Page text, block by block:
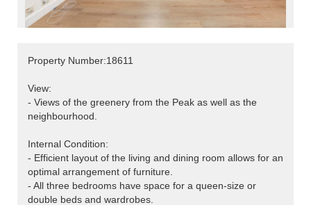
Property Number:18611
View:
- Views of the greenery from the Peak as well as the
neighbourhood.
Internal Condition:
- Efficient layout of the living and dining room allows for an
optimal arrangement of furniture.
- All three bedrooms have space for a queen-size or
double beds and wardrobes.